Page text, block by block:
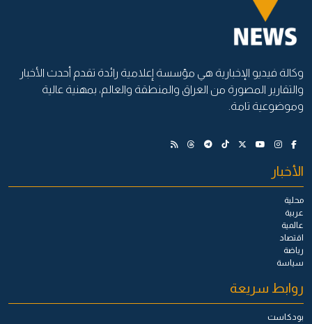
وكالة فيديو الإخبارية هي مؤسسة إعلامية رائدة تقدم أحدث الأخبار
والتقارير المصورة من العراق والمنطقة والعالم، بمهنية عالية
وموضوعية تامة.
الأخبار
محلية
عربية
عالمية
اقتصاد
رياضة
سياسة
روابط سريعة
بودكاست